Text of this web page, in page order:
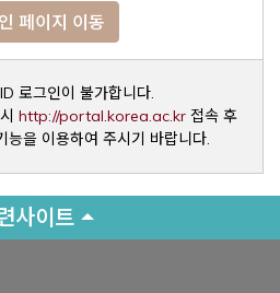
페이지 이동
로그인이 불가합니다.
http://portal.korea.ac.krOpens a
접속 후
을 이용하여 주시기 바랍니다.
사이트
a new window